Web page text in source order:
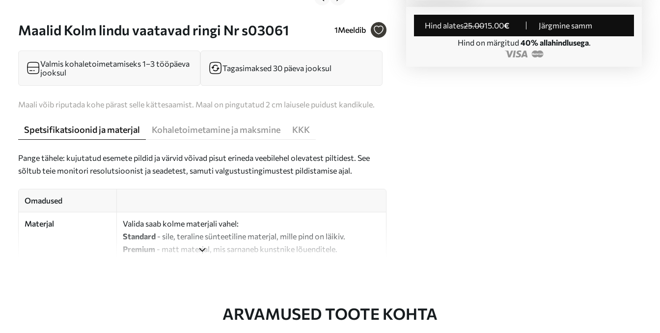
Maalid Kolm lindu vaatavad ringi Nr s03061 1Meeldib Hind alates25.0015.00€
Järgmine samm
Hind on märgitud 40% allahindlusega.
Valmis kohaletoimetamiseks 1–3 tööpäeva
jooksul
Tagasimaksed 30 päeva jooksul
Maali võib riputada kohe pärast selle kättesaamist. Maal on pingutatud 2 cm laiusele puidust kandikule.
Spetsifikatsioonid ja materjal Kohaletoimetamine ja maksmine KKK
Pange tähele: kujutatud esemete pildid ja värvid võivad pisut erineda veebilehel olevatest piltidest. See
sõltub teie monitori resolutsioonist ja seadetest, samuti valgustustingimustest pildistamise ajal.
Omadused
Materjal
Valida saab kolme materjali vahel:
Standard - sile, teraline sünteetiline materjal, mille pind on läikiv.
Premium - matt materjal, mis sarnaneb kunstnike lõuenditele.
ARVAMUSED TOOTE KOHTA